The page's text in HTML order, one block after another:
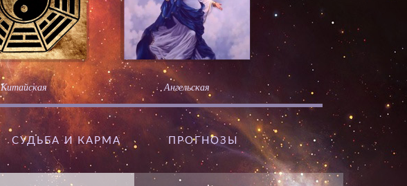
Китайская Ангельская
CУДЬБА И КАРМА ПРОГНОЗЫ